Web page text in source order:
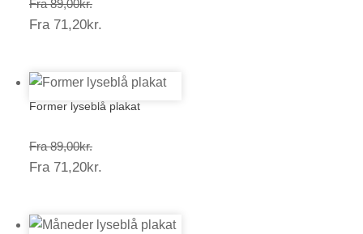
Fra 89,00kr.Prisinterval:
89,00kr.
Fra 71,20kr.
Former lyseblå plakat
Fra 89,00kr.Prisinterval:
89,00kr.
Fra 71,20kr.